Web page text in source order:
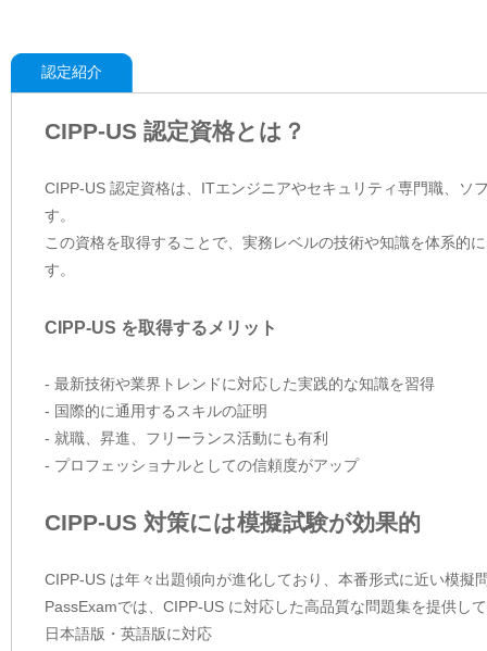
認定紹介
CIPP-US 認定資格とは？
CIPP-US 認定資格は、ITエンジニアやセキュリティ専門職、
す。
この資格を取得することで、実務レベルの技術や知識を体系的
す。
CIPP-US を取得するメリット
- 最新技術や業界トレンドに対応した実践的な知識を習得
- 国際的に通用するスキルの証明
- 就職、昇進、フリーランス活動にも有利
- プロフェッショナルとしての信頼度がアップ
CIPP-US 対策には模擬試験が効果的
CIPP-US は年々出題傾向が進化しており、本番形式に近い模擬
PassExamでは、CIPP-US に対応した高品質な問題集を提供し
日本語版・英語版に対応